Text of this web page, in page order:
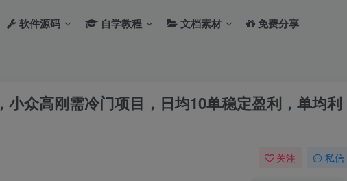
软件源码 自学教程 文档素材 免费分享
小众高刚需冷门项目，日均10单稳定盈利，单均利
关注 私信